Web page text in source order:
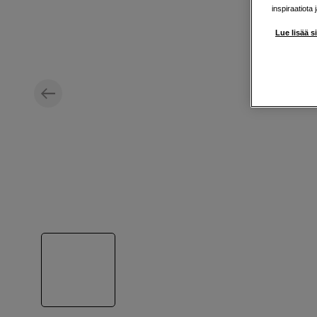
inspiraatiota
Lue lisää